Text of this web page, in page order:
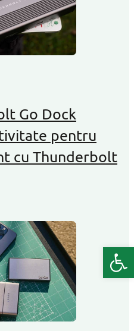
Go Dock
pentru
cu Thunderbolt